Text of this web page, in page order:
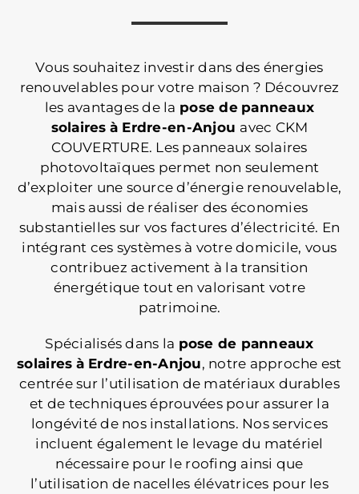
Vous souhaitez investir dans des énergies
renouvelables pour votre maison ? Découvrez
les avantages de la pose de panneaux
solaires à Erdre-en-Anjou avec CKM
COUVERTURE. Les panneaux solaires
photovoltaïques permet non seulement
d’exploiter une source d’énergie renouvelable,
mais aussi de réaliser des économies
substantielles sur vos factures d’électricité. En
intégrant ces systèmes à votre domicile, vous
contribuez activement à la transition
énergétique tout en valorisant votre
patrimoine.
Spécialisés dans la pose de panneaux
solaires à Erdre-en-Anjou, notre approche est
centrée sur l’utilisation de matériaux durables
et de techniques éprouvées pour assurer la
longévité de nos installations. Nos services
incluent également le levage du matériel
nécessaire pour le roofing ainsi que
l’utilisation de nacelles élévatrices pour les